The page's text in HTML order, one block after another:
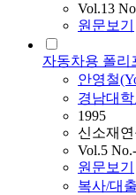
Vol.13
원문보기
자동차용 폴리
안영철
경남대
1995
신소재
Vol.5 No.-
원문보기
복사/대